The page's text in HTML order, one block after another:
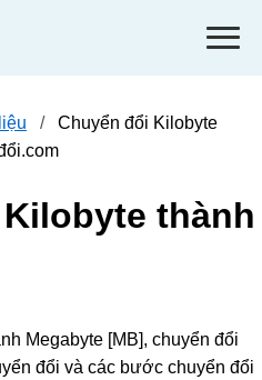
Chuyển đổi Kilobyte
thành
Megabyte [MB], chuyển đổi
đổi và các bước chuyển đổi